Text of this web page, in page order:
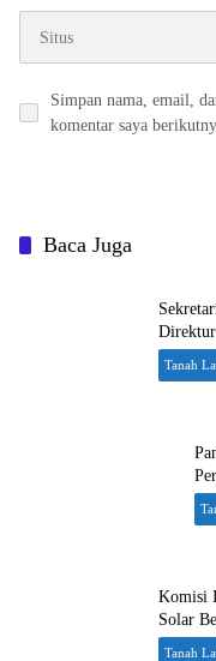
Simpan nama, email,
komentar saya
Baca Juga
Tanah
Komisi
Solar
Tanah